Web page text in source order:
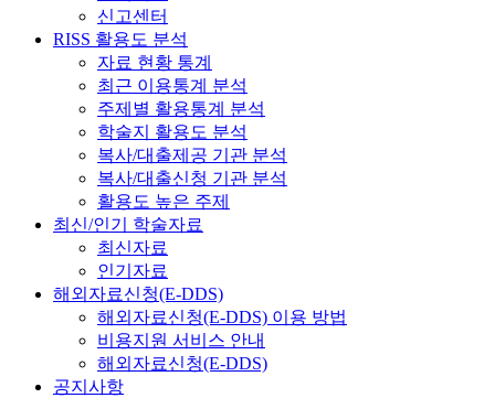
신고센터
RISS 활용도 분석
자료 현황 통계
최근 이용통계 분석
주제별 활용통계 분석
학술지 활용도 분석
복사/대출제공 기관 분석
복사/대출신청 기관 분석
활용도 높은 주제
최신/인기 학술자료
최신자료
인기자료
해외자료신청(E-DDS)
해외자료신청(E-DDS) 이용 방법
비용지원 서비스 안내
해외자료신청(E-DDS)
공지사항